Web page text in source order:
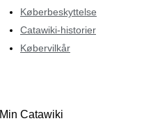
Køberbeskyttelse
Catawiki-historier
Købervilkår
Min Catawiki